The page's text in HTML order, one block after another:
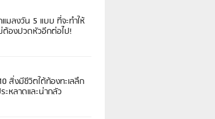
มลงวัน 5 แบบ ที่จะทำให้
องปวดหัวอีกต่อไป!
สิ่งมีชีวิตใต้ท้องทะเลลึก
ะหลาดและน่ากลัว